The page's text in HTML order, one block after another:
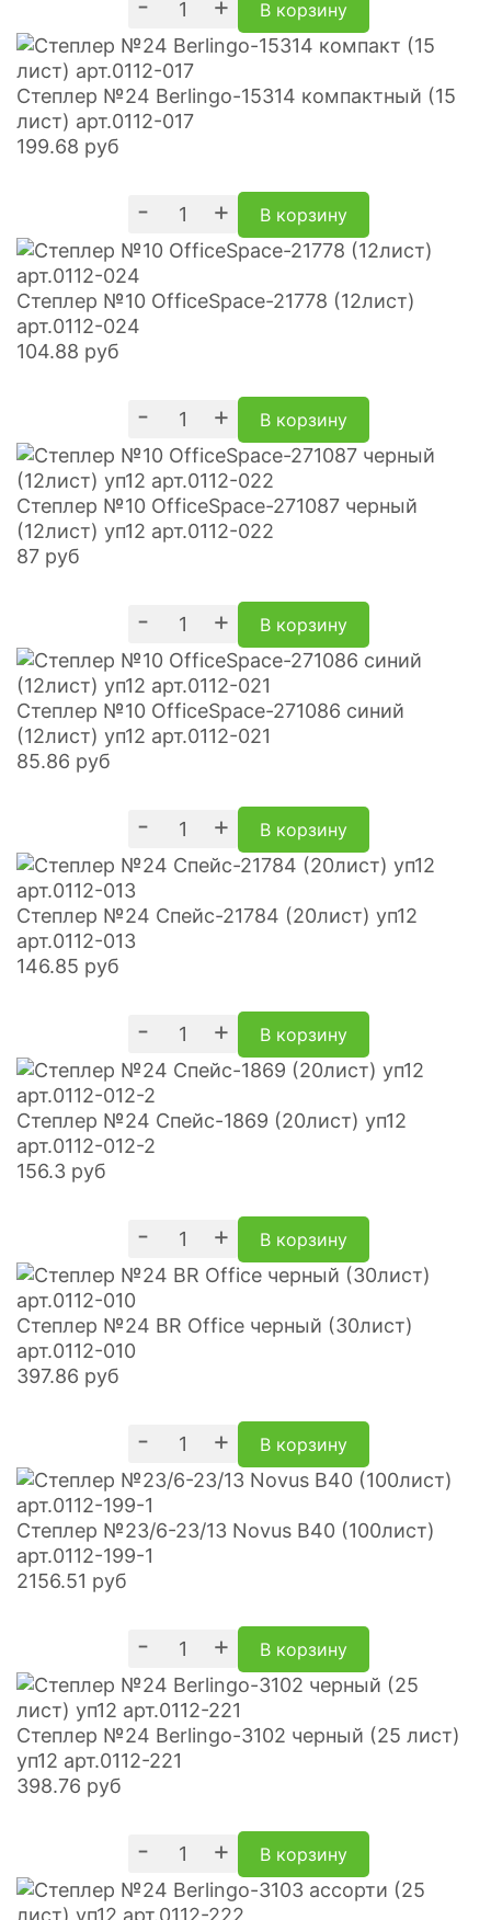
В корзину
Степлер №24 Berlingo-15314 компактный (15
лист) арт.0112-017
199.68 руб
- + В корзину
Степлер №10 OfficeSpace-21778 (12лист)
арт.0112-024
104.88 руб
- + В корзину
Степлер №10 OfficeSpace-271087 черный
(12лист) уп12 арт.0112-022
87 руб
- + В корзину
Степлер №10 OfficeSpace-271086 синий
(12лист) уп12 арт.0112-021
85.86 руб
- + В корзину
Степлер №24 Спейс-21784 (20лист) уп12
арт.0112-013
146.85 руб
- + В корзину
Степлер №24 Спейс-1869 (20лист) уп12
арт.0112-012-2
156.3 руб
- + В корзину
Степлер №24 BR Office черный (30лист)
арт.0112-010
397.86 руб
- + В корзину
Степлер №23/6-23/13 Novus В40 (100лист)
арт.0112-199-1
2156.51 руб
- + В корзину
Степлер №24 Berlingo-3102 черный (25 лист)
уп12 арт.0112-221
398.76 руб
- + В корзину